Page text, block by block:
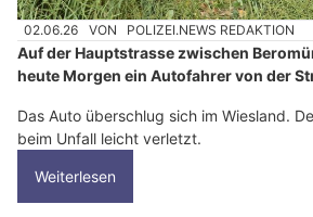
02.06.26 VON POLIZEI.NEWS REDAKTION
Auf der Hauptstrasse zwischen
heute Morgen ein Autofahrer von der
Das Auto überschlug sich im Wiesland.
beim Unfall leicht verletzt.
Weiterlesen